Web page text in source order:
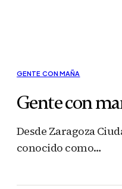
GENTE CON MAÑA
Gente con
Desde Zaragoza
conocido como…